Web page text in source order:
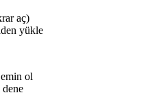
aç)
yükle
ol